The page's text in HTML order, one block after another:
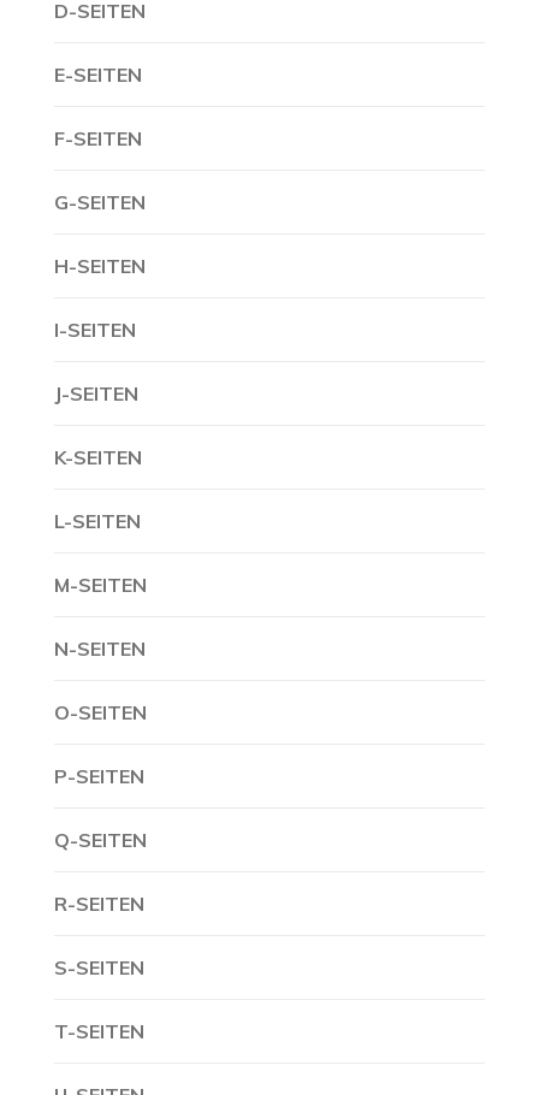
D-SEITEN
E-SEITEN
F-SEITEN
G-SEITEN
H-SEITEN
I-SEITEN
J-SEITEN
K-SEITEN
L-SEITEN
M-SEITEN
N-SEITEN
O-SEITEN
P-SEITEN
Q-SEITEN
R-SEITEN
S-SEITEN
T-SEITEN